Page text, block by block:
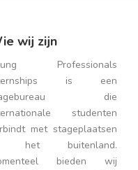
wij zijn
Professionals
is een
die
studenten
met stageplaatsen
het buitenland.
bieden wij